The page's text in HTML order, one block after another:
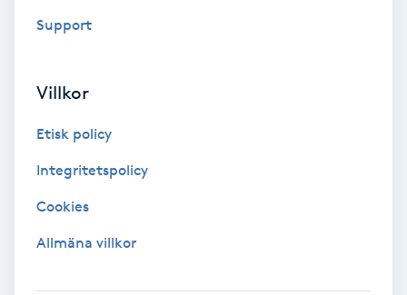
Fettreducering
Support
Villkor
Etisk policy
Integritetspolicy
Cookies
Allmäna villkor